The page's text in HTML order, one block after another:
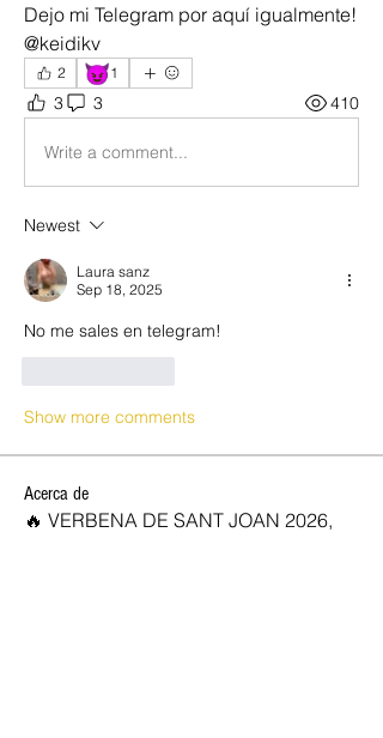
Dejo mi Telegram por aquí igualmente!
@keidikv
2 😈1
3 3 410
Write a comment...
Newest
Laura sanz
Sep 18, 2025
No me sales en telegram!
Show more comments
Acerca de
🔥 VERBENA DE SANT JOAN 2026,